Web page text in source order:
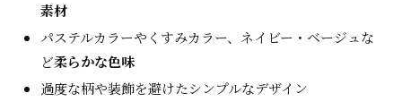
素材
パステルカラーやくすみカラー、ネイビー・ベージュな
ど柔らかな色味
過度な柄や装飾を避けたシンプルなデザイン